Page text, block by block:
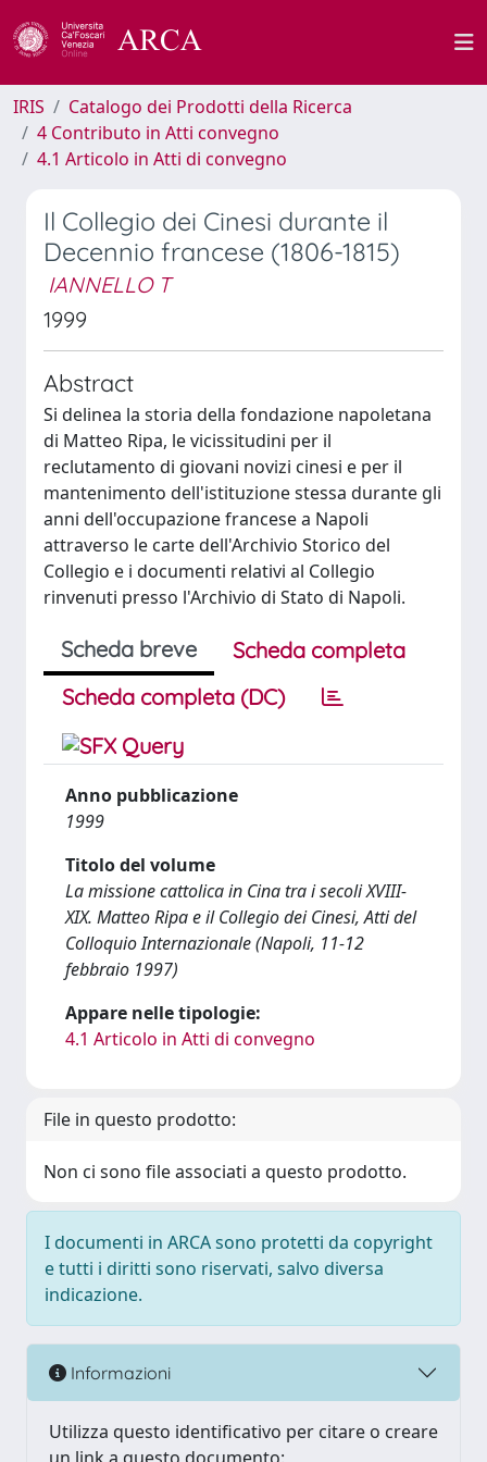
IRIS
Catalogo dei Prodotti della Ricerca
4 Contributo in Atti convegno
4.1 Articolo in Atti di convegno
Il Collegio dei Cinesi durante il
Decennio francese (1806-1815)
IANNELLO T
1999
Abstract
Si delinea la storia della fondazione napoletana
di Matteo Ripa, le vicissitudini per il
reclutamento di giovani novizi cinesi e per il
mantenimento dell'istituzione stessa durante gli
anni dell'occupazione francese a Napoli
attraverso le carte dell'Archivio Storico del
Collegio e i documenti relativi al Collegio
rinvenuti presso l'Archivio di Stato di Napoli.
Scheda breve
Scheda completa
Scheda completa (DC)
Anno pubblicazione
1999
Titolo del volume
La missione cattolica in Cina tra i secoli XVIII-
XIX. Matteo Ripa e il Collegio dei Cinesi, Atti del
Colloquio Internazionale (Napoli, 11-12
febbraio 1997)
Appare nelle tipologie:
4.1 Articolo in Atti di convegno
File in questo prodotto:
Non ci sono file associati a questo prodotto.
I documenti in ARCA sono protetti da copyright
e tutti i diritti sono riservati, salvo diversa
indicazione.
Informazioni
Utilizza questo identificativo per citare o creare